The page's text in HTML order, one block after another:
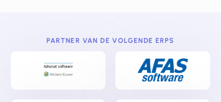
PARTNER VAN DE VOLGENDE ERPS